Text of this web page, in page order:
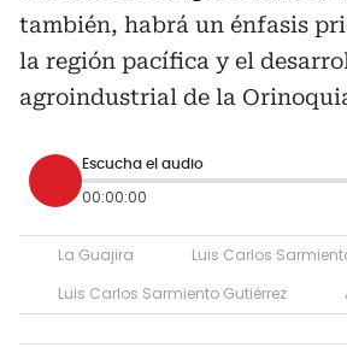
también, habrá un énfasis
la región pacífica y el
agroindustrial de la
Escucha el audio
00:00:00
La Guajira
Luis Carlos
Luis Carlos Sarmiento Gutiérrez